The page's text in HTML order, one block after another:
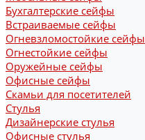
Бухгалтерские сейфы
Встраиваемые сейфы
Огневзломостойкие сейфы
Огнестойкие сейфы
Оружейные сейфы
Офисные сейфы
Скамьи для посетителей
Стулья
Дизайнерские стулья
Офисные стулья